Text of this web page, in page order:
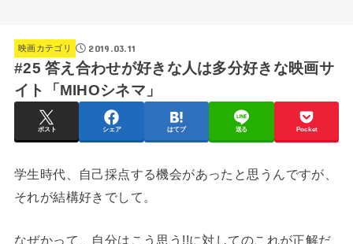
映画カテゴリ 2019.03.11
#25 答え合わせが好きな人は多分好きな映画サ
イト「MIHOシネマ」
ポスト シェア はてブ 送る Pocket
学生時代、自己採点する機会があったと思うんですが、
それが結構好きでして。
なぜかって、自分はこう思う!!に対してのこれが正解だ